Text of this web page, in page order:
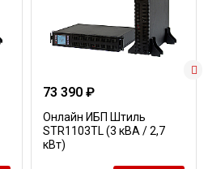
73 390 ₽
Онлайн ИБП Штиль
STR1103TL (3 кВА / 2,7
кВт)